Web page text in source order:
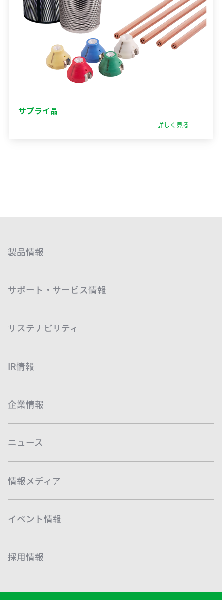
サプライ品
詳しく見る
製品情報
サポート・サービス情報
サステナビリティ
IR情報
企業情報
ニュース
情報メディア
イベント情報
採用情報